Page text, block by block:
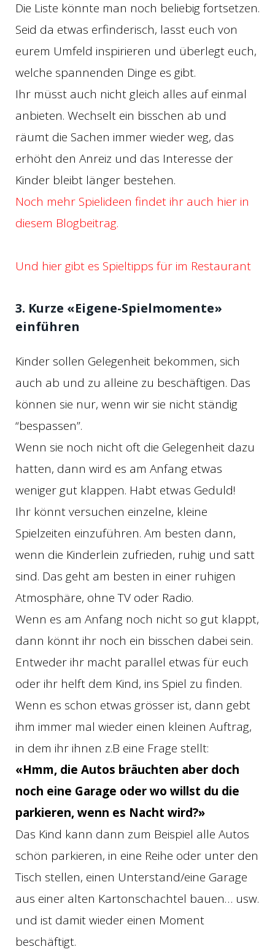
Die Liste könnte man noch beliebig fortsetzen.
Seid da etwas erfinderisch, lasst euch von
eurem Umfeld inspirieren und überlegt euch,
welche spannenden Dinge es gibt.
Ihr müsst auch nicht gleich alles auf einmal
anbieten. Wechselt ein bisschen ab und
räumt die Sachen immer wieder weg, das
erhöht den Anreiz und das Interesse der
Kinder bleibt länger bestehen.
Noch mehr Spielideen findet ihr auch hier in
diesem Blogbeitrag.
Und hier gibt es Spieltipps für im Restaurant
3. Kurze «Eigene-Spielmomente»
einführen
Kinder sollen Gelegenheit bekommen, sich
auch ab und zu alleine zu beschäftigen. Das
können sie nur, wenn wir sie nicht ständig
“bespassen”.
Wenn sie noch nicht oft die Gelegenheit dazu
hatten, dann wird es am Anfang etwas
weniger gut klappen. Habt etwas Geduld!
Ihr könnt versuchen einzelne, kleine
Spielzeiten einzuführen. Am besten dann,
wenn die Kinderlein zufrieden, ruhig und satt
sind. Das geht am besten in einer ruhigen
Atmosphäre, ohne TV oder Radio.
Wenn es am Anfang noch nicht so gut klappt,
dann könnt ihr noch ein bisschen dabei sein.
Entweder ihr macht parallel etwas für euch
oder ihr helft dem Kind, ins Spiel zu finden.
Wenn es schon etwas grösser ist, dann gebt
ihm immer mal wieder einen kleinen Auftrag,
in dem ihr ihnen z.B eine Frage stellt:
«Hmm, die Autos bräuchten aber doch
noch eine Garage oder wo willst du die
parkieren, wenn es Nacht wird?»
Das Kind kann dann zum Beispiel alle Autos
schön parkieren, in eine Reihe oder unter den
Tisch stellen, einen Unterstand/eine Garage
aus einer alten Kartonschachtel bauen… usw.
und ist damit wieder einen Moment
beschäftigt.